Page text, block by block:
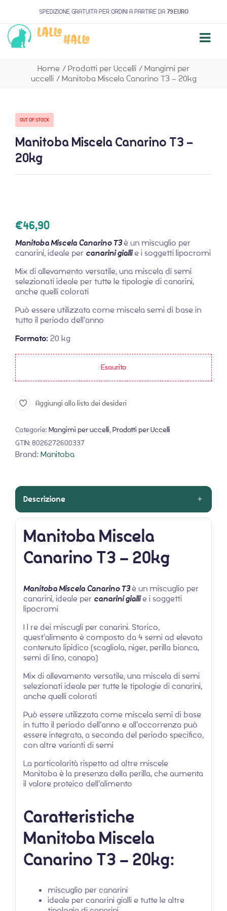
SPEDIZIONE GRATUITA PER ORDINI A PARTIRE DA 79 EURO
Home / Prodotti per Uccelli / Mangimi per
uccelli / Manitoba Miscela Canarino T3 – 20kg
OUT OF STOCK
Manitoba Miscela Canarino T3 –
20kg
€46,90
Manitoba Miscela Canarino T3è un miscuglio per
canarini, ideale per canarini giallie i soggetti lipocromi
Mix di allevamento versatile, una miscela di semi
selezionati ideale per tutte le tipologie di canarini,
anche quelli colorati
Può essere utilizzata come miscela semi di base in
tutto il periodo dell’anno
Formato: 20 kg
Esaurito
Aggiungi alla lista dei desideri
Categorie: Mangimi per uccelli, Prodotti per Uccelli
GTIN: 8026272600337
Brand:Manitoba
Descrizione
Manitoba Miscela
Canarino T3 – 20kg
Manitoba Miscela Canarino T3è un miscuglio per
canarini, ideale per canarini giallie i soggetti
lipocromi
I l re dei miscugli per canarini. Storico,
quest’alimento è composto da 4 semi ad elevato
contenuto lipidico (scagliola, niger, perilla bianca,
semi di lino, canapa)
Mix di allevamento versatile, una miscela di semi
selezionati ideale per tutte le tipologie di canarini,
anche quelli colorati
Può essere utilizzata come miscela semi di base
in tutto il periodo dell’anno e all’occorrenza può
essere integrata, a seconda del periodo specifico,
con altre varianti di semi
La particolarità rispetto ad altre miscele
Manitoba è la presenza della perilla, che aumenta
il valore proteico dell’alimento
Caratteristiche
Manitoba Miscela
Canarino T3 – 20kg:
miscuglio per canarini
ideale per canarini gialli e tutte le altre